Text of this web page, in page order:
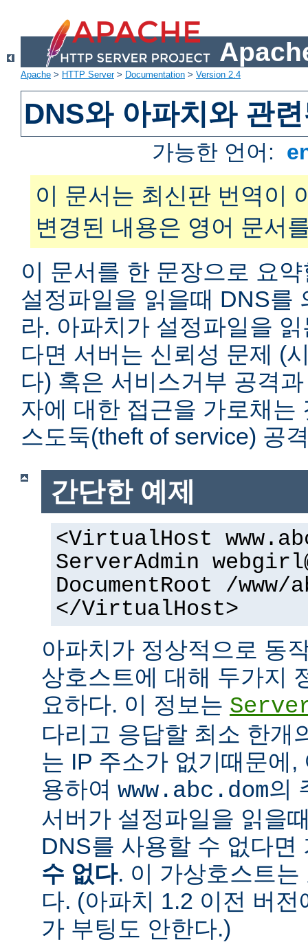
Apache > HTTP Server> Documentation > Version 2.4
DNS와 아파치와 관
가능한 언어:
이 문서는 최신판 번역이
변경된 내용은 영어 문서
이 문서를 한 문장으로 요
설정파일을 읽을때 DNS를
라. 아파치가 설정파일을
다면 서버는 신뢰성 문제 (
다) 혹은 서비스거부 공격
자에 대한 접근을 가로채는
스도둑(theft of service) 공
간단한 예제
<VirtualHost
ServerAdmin
DocumentRoot /www/
</VirtualHost>
아파치가 정상적으로 동
상호스트에 대해 두가지
요하다. 이 정보는
다리고 응답할 최소 한개
는 IP 주소가 없기때문에
용하여 www.abc.dom의
서버가 설정파일을 읽을
DNS를 사용할 수 없다
수 없다. 이 가상호스트
다. (아파치 1.2 이전 버
가 부팅도 안한다.)